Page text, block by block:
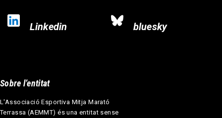
Linkedin bluesky
Sobre l’entitat
L'Associació Esportiva Mitja Marató
Terrassa (AEMMT) és una entitat sense